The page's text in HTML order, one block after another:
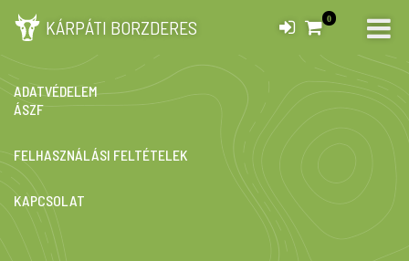
KÁRPÁTI BORZDERES 0
IMPRESSZUM
ADATVÉDELEM
ÁSZF
FELHASZNÁLÁSI FELTÉTELEK
KAPCSOLAT